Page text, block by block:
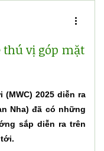
thú vị góp mặt
2025 diễn ra
Nha) đã có những
sắp diễn ra trên